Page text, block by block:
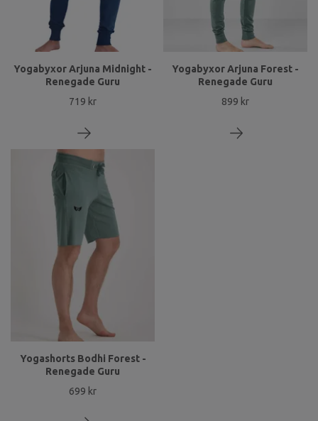
Yogabyxor Arjuna Midnight -
Renegade Guru
719 kr
Yogabyxor Arjuna Forest -
Renegade Guru
899 kr
Yogashorts Bodhi Forest -
Renegade Guru
699 kr